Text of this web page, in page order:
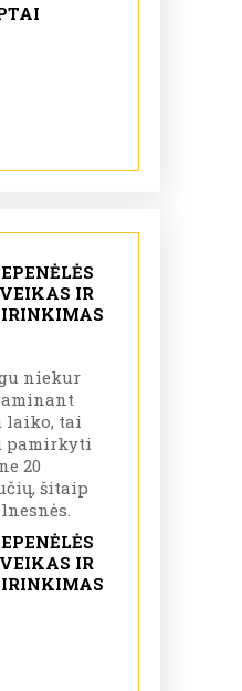
IR
niekur
laiko, tai
pamirkyti
20
šitaip
IR